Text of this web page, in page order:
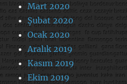
Mart 2020
Şubat 2020
Ocak 2020
Aralık 2019
Kasım 2019
Ekim 2019